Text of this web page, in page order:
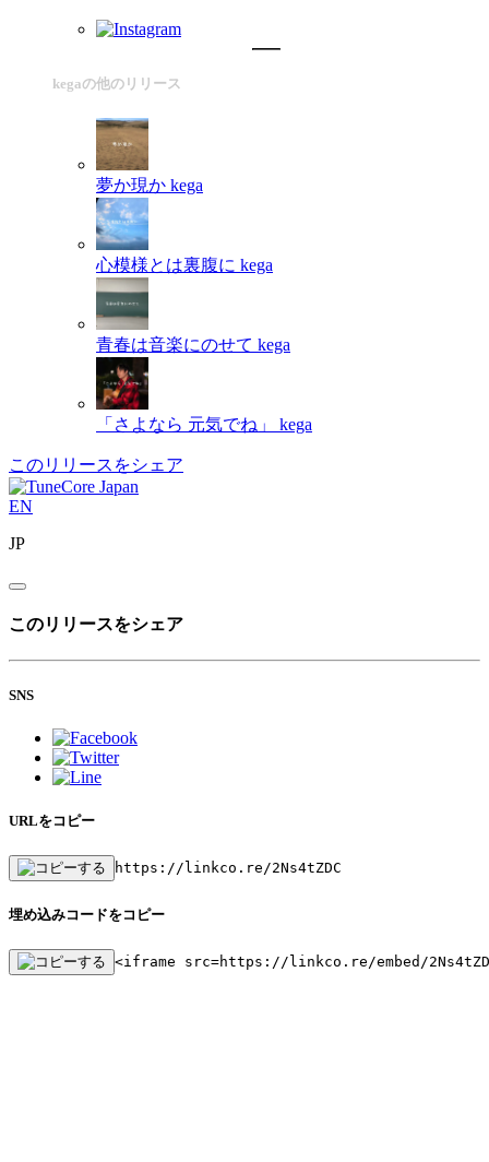
kegaの他のリリース
夢か現か kega
心模様とは裏腹に kega
青春は音楽にのせて kega
「さよなら 元気でね」 kega
このリリースをシェア
EN
JP
このリリースをシェア
SNS
URLをコピー
https://linkco.re/2Ns4tZDC
埋め込みコードをコピー
<iframe src=https://linkco.re/embed/